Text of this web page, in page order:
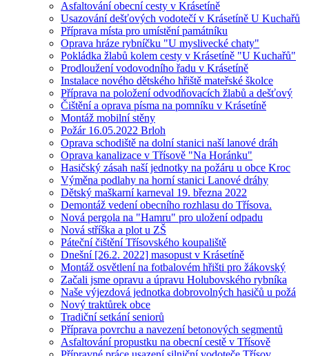
Asfaltování obecní cesty v Krásetíně
Usazování dešťových vodotečí v Krásetíně U Kuchařů
Příprava místa pro umístění památníku
Oprava hráze rybníčku "U myslivecké chaty"
Pokládka žlabů kolem cesty v Krásetíně "U Kuchařů"
Prodloužení vodovodního řadu v Krásetíně
Instalace nového dětského hřiště mateřské školce
Příprava na položení odvodňovacích žlabů a dešťový
Čištění a oprava písma na pomníku v Krásetíně
Montáž mobilní stěny
Požár 16.05.2022 Brloh
Oprava schodiště na dolní stanici naší lanové dráh
Oprava kanalizace v Třísově "Na Horánku"
Hasičský zásah naší jednotky na požáru u obce Kroc
Výměna podlahy na horní stanici Lanové dráhy
Dětský maškarní karneval 19. března 2022
Demontáž vedení obecního rozhlasu do Třísova.
Nová pergola na "Hamru" pro uložení odpadu
Nová stříška a plot u ZŠ
Páteční čištění Třísovského koupaliště
Dnešní [26.2. 2022] masopust v Krásetíně
Montáž osvětlení na fotbalovém hřišti pro žákovský
Začali jsme opravu a úpravu Holubovského rybníka
Naše výjezdová jednotka dobrovolných hasičů u požá
Nový traktůrek obce
Tradiční setkání seniorů
Příprava povrchu a navezení betonových segmentů
Asfaltování propustku na obecní cestě v Třísově